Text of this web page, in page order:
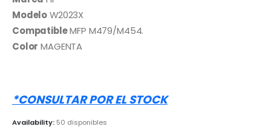
era:
S/ 1,500.00.
ModeloW2023X
CompatibleMFP M479/M454.
Color MAGENTA
*CONSULTAR POR EL STOCK
Availability: 50 disponibles